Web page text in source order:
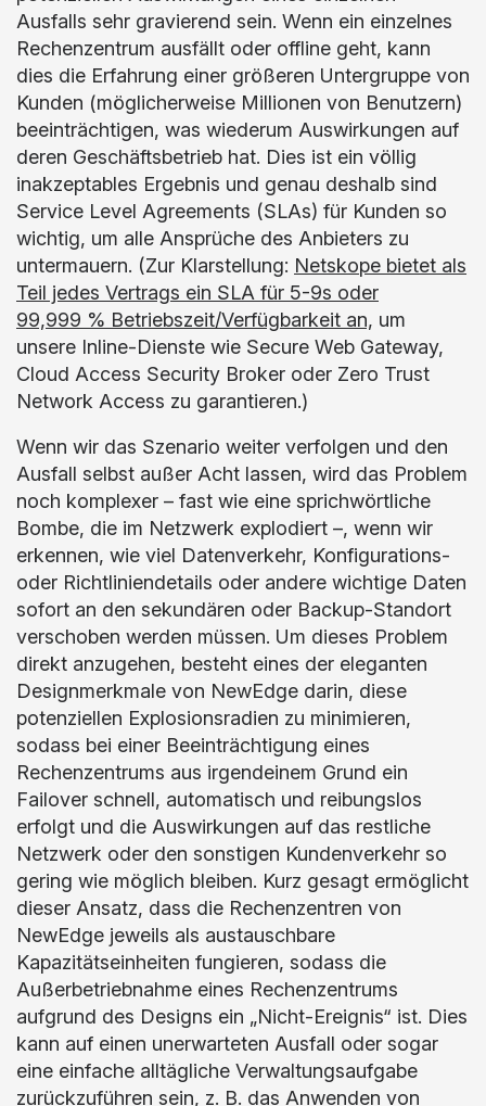
Ausfalls sehr gravierend sein. Wenn ein einzelnes
Rechenzentrum ausfällt oder offline geht, kann
dies die Erfahrung einer größeren Untergruppe von
Kunden (möglicherweise Millionen von Benutzern)
beeinträchtigen, was wiederum Auswirkungen auf
deren Geschäftsbetrieb hat. Dies ist ein völlig
inakzeptables Ergebnis und genau deshalb sind
Service Level Agreements (SLAs) für Kunden so
wichtig, um alle Ansprüche des Anbieters zu
untermauern. (Zur Klarstellung: Netskope bietet als
Teil jedes Vertrags ein SLA für 5-9s oder
99,999 % Betriebszeit/Verfügbarkeit an, um
unsere Inline-Dienste wie Secure Web Gateway,
Cloud Access Security Broker oder Zero Trust
Network Access zu garantieren.)
Wenn wir das Szenario weiter verfolgen und den
Ausfall selbst außer Acht lassen, wird das Problem
noch komplexer – fast wie eine sprichwörtliche
Bombe, die im Netzwerk explodiert –, wenn wir
erkennen, wie viel Datenverkehr, Konfigurations-
oder Richtliniendetails oder andere wichtige Daten
sofort an den sekundären oder Backup-Standort
verschoben werden müssen. Um dieses Problem
direkt anzugehen, besteht eines der eleganten
Designmerkmale von NewEdge darin, diese
potenziellen Explosionsradien zu minimieren,
sodass bei einer Beeinträchtigung eines
Rechenzentrums aus irgendeinem Grund ein
Failover schnell, automatisch und reibungslos
erfolgt und die Auswirkungen auf das restliche
Netzwerk oder den sonstigen Kundenverkehr so
gering wie möglich bleiben. Kurz gesagt ermöglicht
dieser Ansatz, dass die Rechenzentren von
NewEdge jeweils als austauschbare
Kapazitätseinheiten fungieren, sodass die
Außerbetriebnahme eines Rechenzentrums
aufgrund des Designs ein „Nicht-Ereignis“ ist. Dies
kann auf einen unerwarteten Ausfall oder sogar
eine einfache alltägliche Verwaltungsaufgabe
zurückzuführen sein, z. B. das Anwenden von